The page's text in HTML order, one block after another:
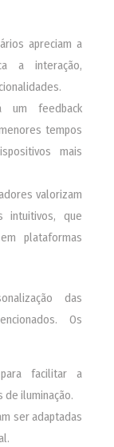
apreciam a
a interação,
um feedback
tempos
mais
valorizam
intuitivos, que
plataformas
das
Os
facilitar a
iluminação.
ser adaptadas